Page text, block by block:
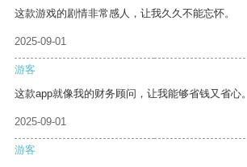
这款游戏的剧情非常感人，让我久久不能忘怀。
2025-09-01
游客
这款app就像我的财务顾问，让我能够省钱又省心。
2025-09-01
游客